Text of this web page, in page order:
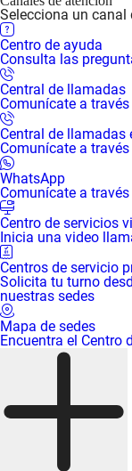
Selecciona un canal
Centro de ayuda
Consulta las
Central de llamadas
Comunícate a
Central de llamadas
Comunícate a
WhatsApp
Comunícate a
Centro de servicios
Inicia una video
Centros de servicio
Solicita tu turno
nuestras sedes
Mapa de sedes
Encuentra el Centro